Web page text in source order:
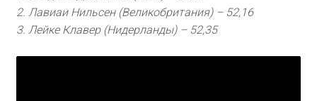
2. Лавиаи Нильсен (Великобритания) – 52,16
3. Лейке Клавер (Нидерланды) – 52,35